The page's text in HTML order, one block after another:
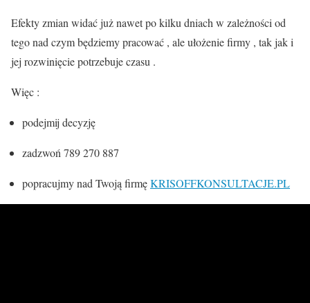
Efekty zmian widać już nawet po kilku dniach w zależności od
tego nad czym będziemy pracować , ale ułożenie firmy , tak jak i
jej rozwinięcie potrzebuje czasu .
Więc :
podejmij decyzję
zadzwoń 789 270 887
popracujmy nad Twoją firmęKRISOFFKONSULTACJE.PL